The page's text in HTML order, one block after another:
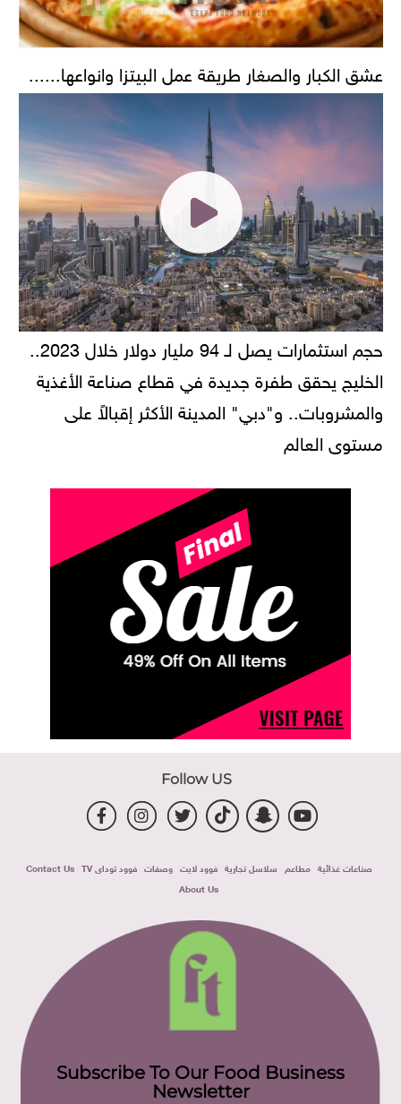
عشق الكبار والصغار طريقة عمل البيتزا وانواعها......
حجم استثمارات يصل لـ 94 مليار دولار خلال 2023..
الخليج يحقق طفرة جديدة في قطاع صناعة الأغذية
والمشروبات.. و"دبي" المدينة الأكثر إقبالاً على
مستوى العالم
Follow US
صناعات غذائية مطاعم سلاسل تجارية فوود لايت وصفات فوود توداى TV
Contact Us
About Us
Subscribe To Our Food Business
Newsletter